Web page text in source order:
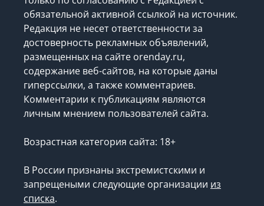
обязательной активной ссылкой на источник.
Редакция не несет ответственности за
достоверность рекламных объявлений,
размещенных на сайте orenday.ru,
содержание веб-сайтов, на которые даны
гиперссылки, а также комментариев.
Комментарии к публикациям являются
личным мнением пользователей сайта.
Возрастная категория сайта: 18+
В России признаны экстремистскими и
запрещеными следующие организации из
списка.